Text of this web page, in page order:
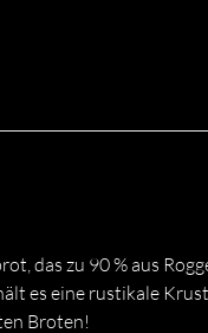
das zu 90 % aus
es eine rustikale
Broten!